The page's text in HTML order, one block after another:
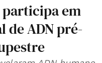
em
de ADN pré-